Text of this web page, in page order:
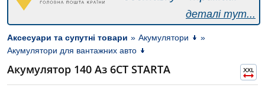
деталі тут...
Аксесуари та супутні товари » Акумулятори
»
Акумулятори для вантажних авто
Акумулятор 140 Аз 6СТ STARTA